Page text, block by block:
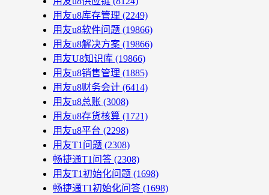
用友u8库存管理 (2249)
用友u8软件问题 (19866)
用友u8解决方案 (19866)
用友U8知识库 (19866)
用友u8销售管理 (1885)
用友u8财务会计 (6414)
用友u8总账 (3008)
用友u8存货核算 (1721)
用友u8平台 (2298)
用友T1问题 (2308)
畅捷通T1问答 (2308)
用友T1初始化问题 (1698)
畅捷通T1初始化问答 (1698)